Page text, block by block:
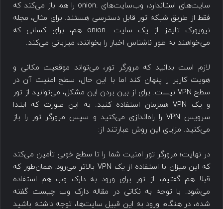
سایت‌های استاندارد، وب‌سایت‌های .onion را هم باز می‌کند که
فقط از طریق شبکه تور قابل دسترسی هستند. برای مثال، مجله
نیویورک تایمز از یک سایت .onion هم، برای کسانی که
می‌خواهند به طور ناشناس اخبار را بخوانند، میزبانی می‌کند.
لازم است بدانید که مرورگر تور، می‌تواند موقعیت مکانی و
هویت کاربر را پنهان کند اما با این حال، سطح امنیت آن در
سطح VPN نیست. برای از بین بردن این مشکل، می‌توانید از تور
و یک VPN همزمان استفاده کنید. به این صورت که ابتدا
سرویس VPN را راه‌اندازی می‌کنید و سپس مرورگر تور را باز
می‌کنید. مزایای این روش عبارتند از:
در نهایت؛ مرورگر تور امنیت شما را تا سطح خوبی تأمین می‌کند
که این میزان با استفاده از یک VPN بالاتر می‌رود. همان‌طور که
قبلا هم گفتیم، از تور برای ورود به دارک وب هم استفاده
می‌شود. با توجه به نکاتی در مقاله دارک وب چیست گفته
شده، در هنگام ورود به این قبیل سایت‌ها، توجه داشته باشید